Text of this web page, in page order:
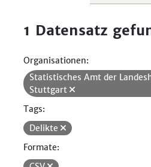
1 Datensatz
Organisationen:
Statistisches Amt der
Stuttgart
Tags:
Delikte
Formate: